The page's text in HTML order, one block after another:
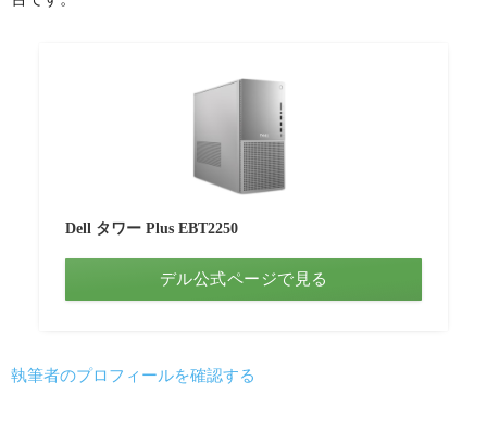
Dell タワー Plus EBT2250
デル公式ページで見る
執筆者のプロフィールを確認する